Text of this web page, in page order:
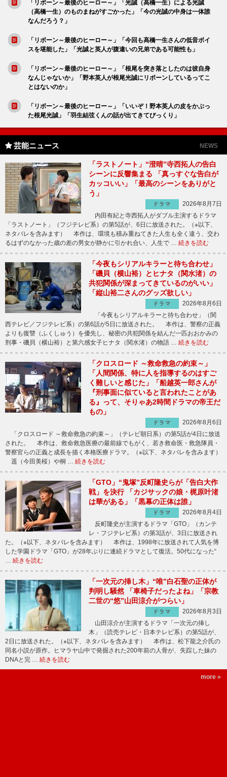
「リボーン～最後のヒーロー～」「光誠（高橋一生）による光誠
（高橋一生）のものまねがすごかった」「今の光誠の中身は一体誰
なんだろう？」
「リボーン～最後のヒーロー～」「今回も高橋一生さんの低音ボイ
スを堪能した」「光誠と英人が腹違いの兄弟である可能性も」
「リボーン～最後のヒーロー～」「根尾を突き落としたのは彼自身
なんじゃないか」「野本英人が根尾光誠にリボーンしているってこ
とはないのか」
「リボーン～最後のヒーロー～」「いいぞ！野本英人の皮をかぶっ
た根尾光誠」「羽生結弦くんの話が出てきてびっくり」
芸能ニュース NEWS
「ラストノート」“澄晴”寺西拓人の告白
シーンに反響集まる 「真っすぐな告白が
カッコいい」「最高のシーンをありがと
う」
ドラマ
2026年8月7日
内田有紀と寺西拓人がダブル主演するドラマ
「ラストノート」（フジテレビ系）の第5話が、6日に放送された。（※以下、
ネタバレを含みます） 本作は、環境も積み重ねてきた人生も全く違う、交わ
るはずのなかった歳の差の男女が静かに引かれ合い、人生で … 続きを読む
「今夜もシリアルキラーと待ち合わせ」
「磯貝（横山裕）とヒナタ（関水渚）の
共犯関係が深まってきているのがいい」
「縦山裕二さんのグッズ欲しい」
ドラマ
2026年8月6日
「今夜もシリアルキラーと待ち合わせ」（関
西テレビ／フジテレビ系）の第6話が5日に放送された。 本作は、警察の正義
よりも復讐（ふくしゅう）を優先し、秘密の共犯関係を結んだ一匹おおかみの
刑事・磯貝（横山裕）と第六感女子ヒナタ（関水渚）の物語 … 続きを読む
「クロスロード ～救命救急の約束～」
「人間関係、特に人を指導するのはすご
く難しいと感じた」「船越英一郎さんが
『刑事面に似ていると言われたことがあ
る』って、そりゃあ2時間ドラマの帝王だ
もの」
ドラマ
2026年8月6日
「クロスロード ～救命救急の約束～」（テレビ朝日系）の第5話が4日に放送
された。 本作は、救命救急医療の最前線でもがく、若き救命医・救急隊員・
警察官らの正義と成長を描く本格医療ドラマ。（※以下、ネタバレを含みます）
遥（今田美桜）や桐 … 続きを読む
「GTO」“鬼塚”反町隆史らが「告白大作
戦」を決行 「カジサックの娘・梶原叶渚
は華がある」「黒幕の正体は誰」
ドラマ
2026年8月4日
反町隆史が主演するドラマ「GTO」（カンテ
レ・フジテレビ系）の第3話が、3日に放送され
た。（※以下、ネタバレを含みます） 本作は、1998年に放送されて人気を博
した学園ドラマ「GTO」が28年ぶりに連続ドラマとして復活。50代になった“
… 続きを読む
「一次元の挿し木」“唯”白石聖の正体が
判明し騒然 「車椅子だったよね」「宗教
二世の“悠”山田涼介がつらい」
ドラマ
2026年8月3日
山田涼介が主演するドラマ「一次元の挿し
木」（読売テレビ・日本テレビ系）の第5話が、
2日に放送された。（※以下、ネタバレを含みます） 本作は、松下龍之介氏の
同名小説が原作。ヒマラヤ山中で発掘された200年前の人骨が、失踪した妹の
DNAと完 … 続きを読む
more »